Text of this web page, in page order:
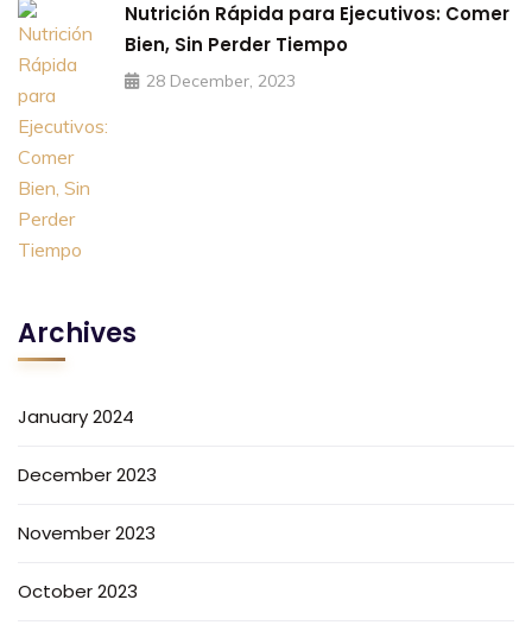
Nutrición Rápida para Ejecutivos: Comer
Bien, Sin Perder Tiempo
28 December, 2023
Archives
January 2024
December 2023
November 2023
October 2023